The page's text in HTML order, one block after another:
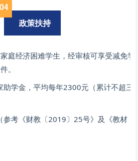
04
政策扶持
庭经济困难学生，经审核可享受减免
。
学金，平均每年2300元（累计不超
考《财教〔2019〕25号》及《教材